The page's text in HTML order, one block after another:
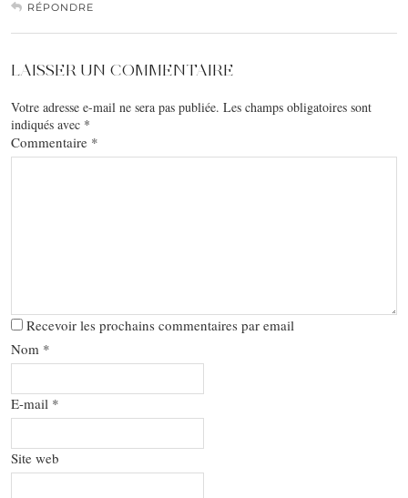
RÉPONDRE
LAISSER UN COMMENTAIRE
Votre adresse e-mail ne sera pas publiée. Les champs obligatoires sont
indiqués avec *
Commentaire *
Recevoir les prochains commentaires par email
Nom *
E-mail *
Site web